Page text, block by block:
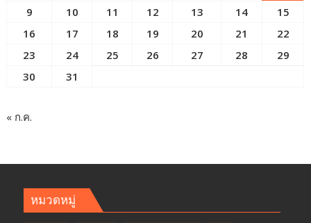
9
10 11 12 13 14
15
16
17 18 19 20 21
22
23
24 25 26 27 28
29
30
31
« ก.ค.
หมวดหมู่